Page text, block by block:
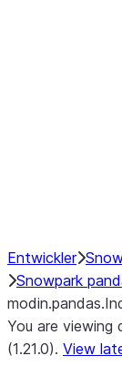
Entwickler
Snowpark
You are viewing
(1.21.0). View